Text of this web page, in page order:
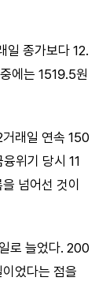
일 종가보다 12.
에는 1519.5원
거래일 연속 150
위기 당시 11
넘어선 것이
로 늘었다. 200
었다는 점을